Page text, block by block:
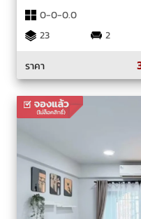
0-0-0.0
23
2
ราคา